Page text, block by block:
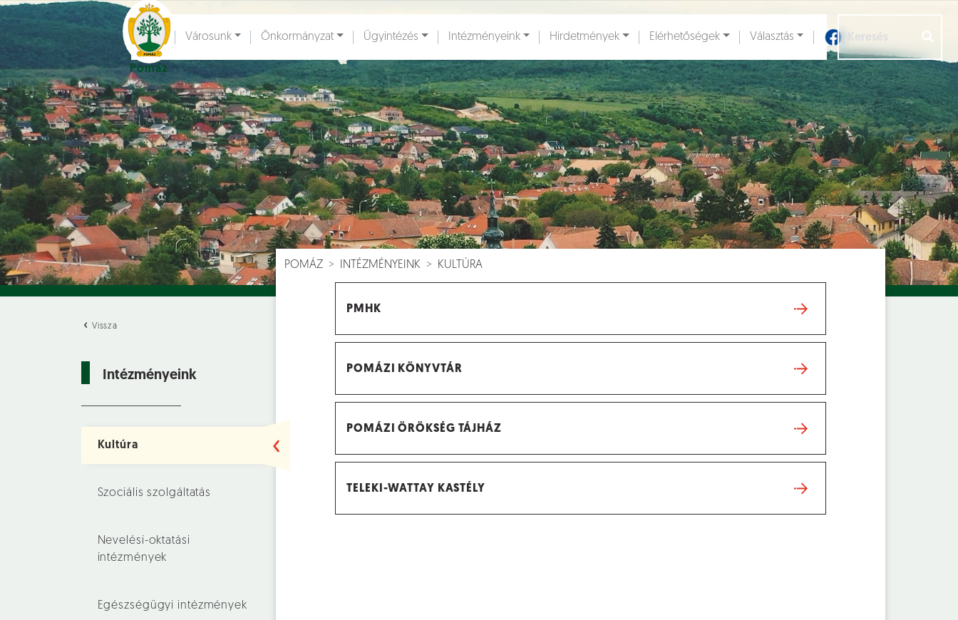
Pomáz
Ugrás a fő tartalomhoz
Városunk Önkormányzat Ügyintézés Intézményeink Hirdetmények Elérhetőségek Választás
Vissza
Intézményeink
Kultúra
Szociális szolgáltatás
Nevelési-oktatási
intézmények
Egészségügyi intézmények
POMÁZ INTÉZMÉNYEINK KULTÚRA
PMHK
POMÁZI KÖNYVTÁR
POMÁZI ÖRÖKSÉG TÁJHÁZ
TELEKI-WATTAY KASTÉLY
Hírek [] Események [ ] Dokumentumok [] Aloldalak []